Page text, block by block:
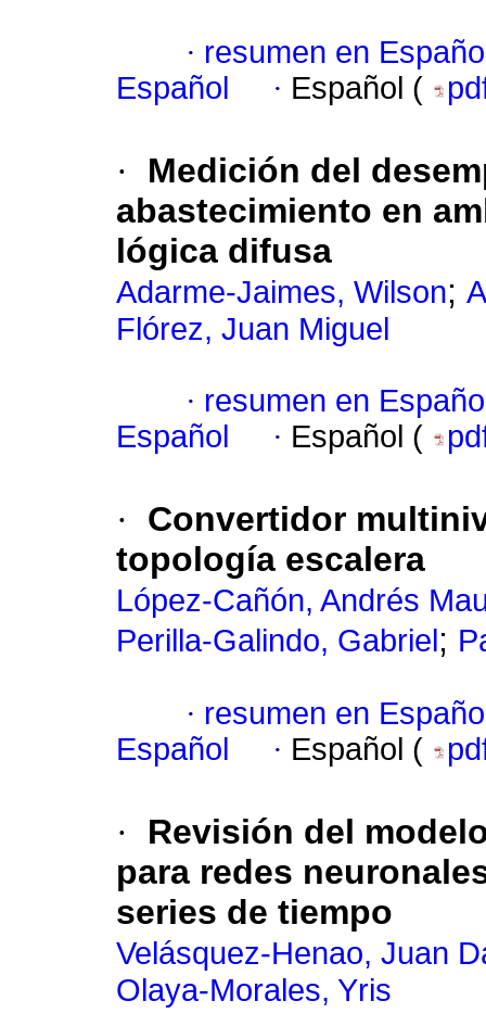
· resumen en
Español
· Español (
·
Medición del
abastecimiento en
lógica difusa
Adarme-Jaimes, Wilson;
Flórez, Juan Miguel
· resumen en
Español
· Español (
·
Convertidor
topología escalera
López-Cañón, Andrés
Perilla-Galindo, Gabriel ;
· resumen en
Español
· Español (
·
Revisión del
para redes
series de tiempo
Velásquez-Henao, Juan
Olaya-Morales, Yris